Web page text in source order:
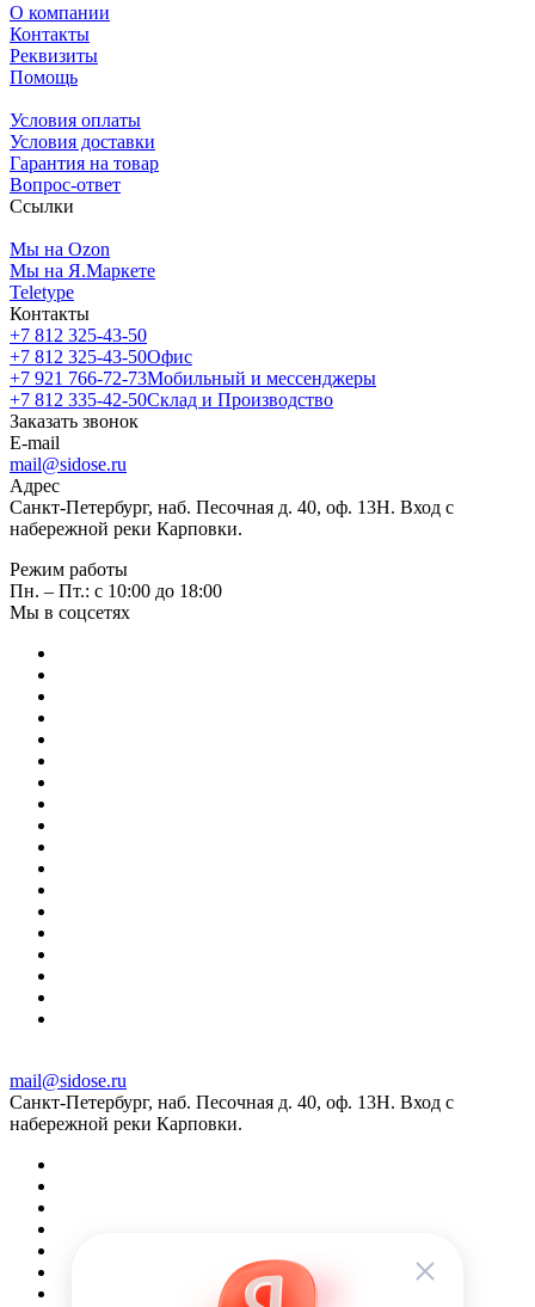
О компании
Контакты
Реквизиты
Помощь
Условия оплаты
Условия доставки
Гарантия на товар
Вопрос-ответ
Ссылки
Мы на Ozon
Мы на Я.Маркете
Teletype
Контакты
+7 812 325-43-50
+7 812 325-43-50Офис
+7 921 766-72-73Мобильный и мессенджеры
+7 812 335-42-50Склад и Производство
Заказать звонок
E-mail
mail@sidose.ru
Адрес
Санкт-Петербург, наб. Песочная д. 40, оф. 13Н. Вход с
набережной реки Карповки.
Режим работы
Пн. – Пт.: с 10:00 до 18:00
Мы в соцсетях
mail@sidose.ru
Санкт-Петербург, наб. Песочная д. 40, оф. 13Н. Вход с
набережной реки Карповки.